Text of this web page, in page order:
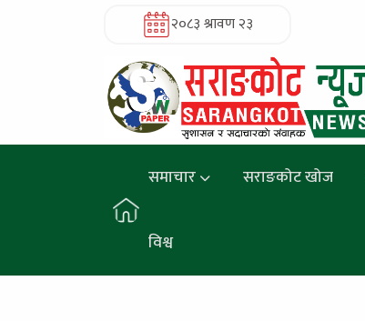
२०८३ श्रावण २३
समाचार सराङकोट खोज
विश्व